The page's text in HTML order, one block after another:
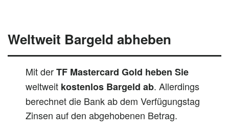
Weltweit Bargeld abheben
Mit derTF Mastercard Gold heben Sie
weltweit kostenlos Bargeld ab. Allerdings
berechnet die Bank ab dem Verfügungstag
Zinsen auf den abgehobenen Betrag.